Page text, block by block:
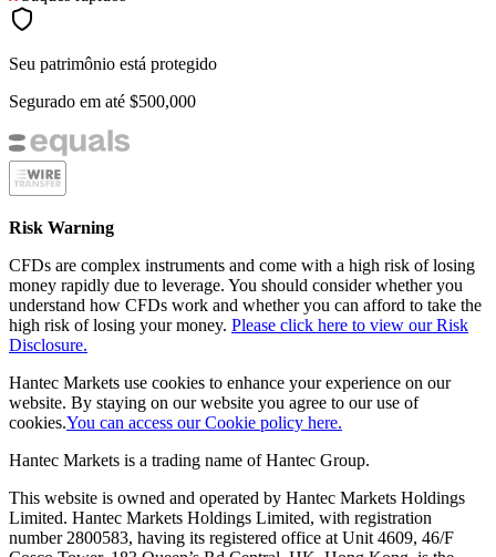
Seu patrimônio está protegido
Segurado em até $500,000
Risk Warning
CFDs are complex instruments and come with a high risk of losing
money rapidly due to leverage. You should consider whether you
understand how CFDs work and whether you can afford to take the
high risk of losing your money. Please click here to view our Risk
Disclosure.
Hantec Markets use cookies to enhance your experience on our
website. By staying on our website you agree to our use of
cookies.You can access our Cookie policy here.
Hantec Markets is a trading name of Hantec Group.
This website is owned and operated by Hantec Markets Holdings
Limited. Hantec Markets Holdings Limited, with registration
number 2800583, having its registered office at Unit 4609, 46/F